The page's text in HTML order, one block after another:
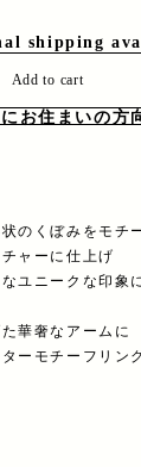
shipping
Add to cart
お住まいの方
のくぼみをモチ
ャーに仕上げ
ユニークな印象
華奢なアームに
ーモチーフリン